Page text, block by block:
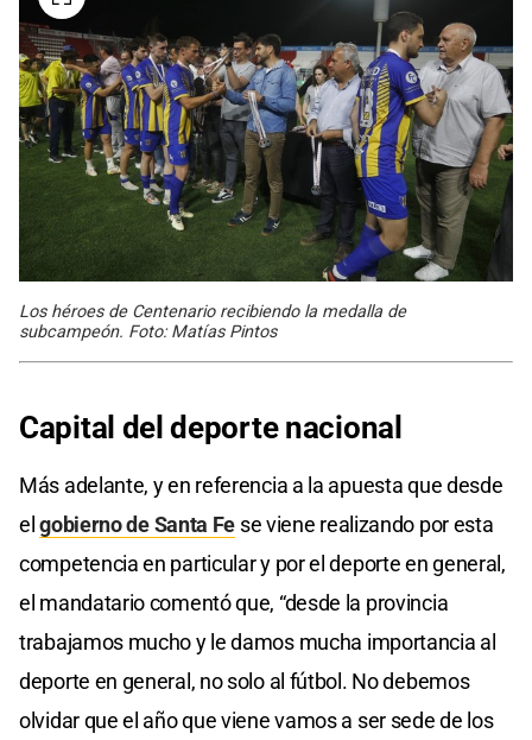
Los héroes de Centenario recibiendo la medalla de
subcampeón. Foto: Matías Pintos
Capital del deporte nacional
Más adelante, y en referencia a la apuesta que desde
elgobierno de Santa Fe se viene realizando por esta
competencia en particular y por el deporte en general,
el mandatario comentó que, “desde la provincia
trabajamos mucho y le damos mucha importancia al
deporte en general, no solo al fútbol. No debemos
olvidar que el año que viene vamos a ser sede de los